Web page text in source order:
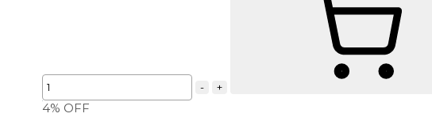
- +
4% OFF